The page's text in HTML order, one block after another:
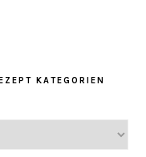
KATEGORIEN